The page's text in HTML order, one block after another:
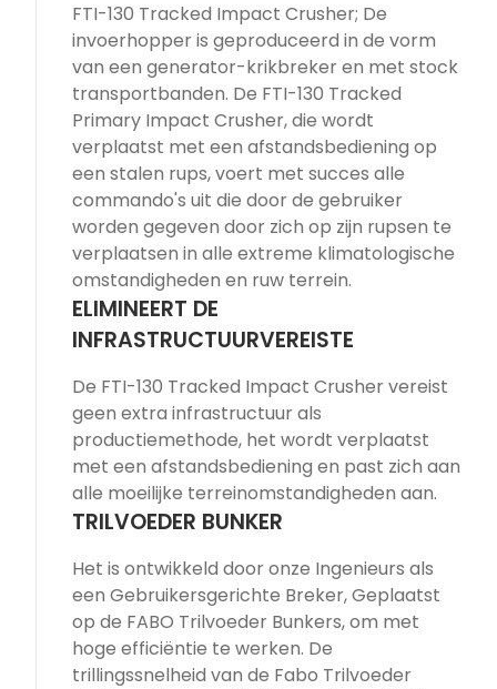
FTI-130 Tracked Impact Crusher; De
invoerhopper is geproduceerd in de vorm
van een generator-krikbreker en met stock
transportbanden. De FTI-130 Tracked
Primary Impact Crusher, die wordt
verplaatst met een afstandsbediening op
een stalen rups, voert met succes alle
commando's uit die door de gebruiker
worden gegeven door zich op zijn rupsen te
verplaatsen in alle extreme klimatologische
omstandigheden en ruw terrein.
ELIMINEERT DE
INFRASTRUCTUURVEREISTE
De FTI-130 Tracked Impact Crusher vereist
geen extra infrastructuur als
productiemethode, het wordt verplaatst
met een afstandsbediening en past zich aan
alle moeilijke terreinomstandigheden aan.
TRILVOEDER BUNKER
Het is ontwikkeld door onze Ingenieurs als
een Gebruikersgerichte Breker, Geplaatst
op de FABO Trilvoeder Bunkers, om met
hoge efficiëntie te werken. De
trillingssnelheid van de Fabo Trilvoeder